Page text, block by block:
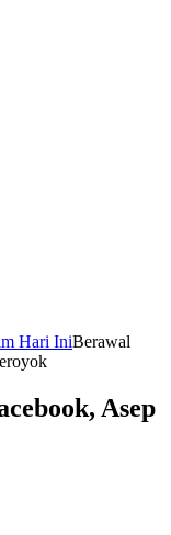
Hari IniBerawal
Asep